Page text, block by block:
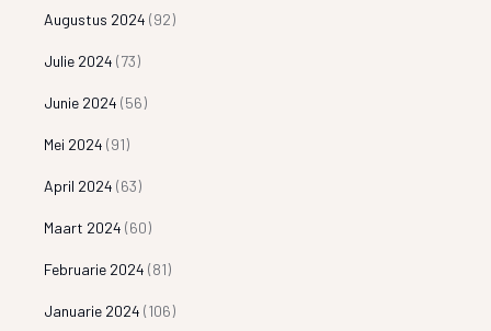
Augustus 2024 (92)
Julie 2024 (73)
Junie 2024 (56)
Mei 2024 (91)
April 2024 (63)
Maart 2024 (60)
Februarie 2024 (81)
Januarie 2024 (106)